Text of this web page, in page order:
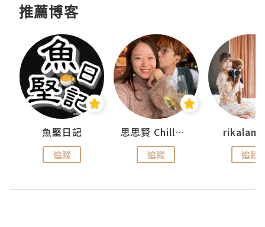
推薦博客
魚堅日記
追蹤
思思賢 ChillMyBabe
追蹤 追蹤